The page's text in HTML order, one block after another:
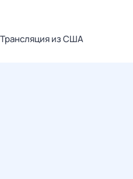
Трансляция из США